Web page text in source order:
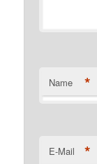
Name *
E-Mail *